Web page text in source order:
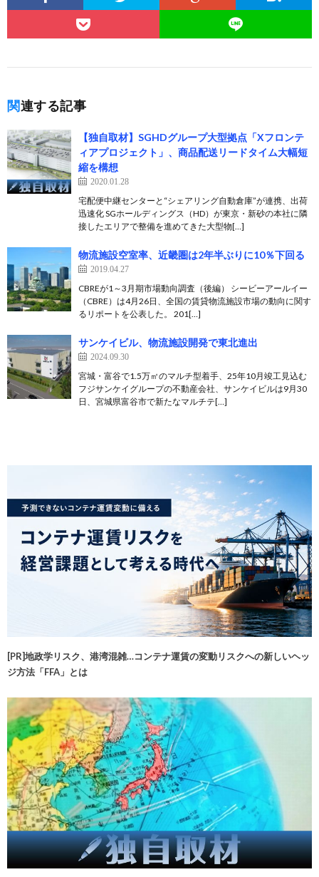
関連する記事
【独自取材】SGHDグループ大型拠点「Xフロンテ
ィアプロジェクト」、商品配送リードタイム大幅短
縮を構想
2020.01.28
宅配便中継センターと“シェアリング自動倉庫”が連携、出荷
迅速化 SGホールディングス（HD）が東京・新砂の本社に隣
接したエリアで整備を進めてきた大型物[…]
物流施設空室率、近畿圏は2年半ぶりに10％下回る
2019.04.27
CBREが1～3月期市場動向調査（後編） シービーアールイー
（CBRE）は4月26日、全国の賃貸物流施設市場の動向に関す
るリポートを公表した。 201[…]
サンケイビル、物流施設開発で東北進出
2024.09.30
宮城・富谷で1.5万㎡のマルチ型着手、25年10月竣工見込む
フジサンケイグループの不動産会社、サンケイビルは9月30
日、宮城県富谷市で新たなマルチテ[…]
[PR]地政学リスク、港湾混雑…コンテナ運賃の変動リスクへの新しいヘッ
ジ方法「FFA」とは